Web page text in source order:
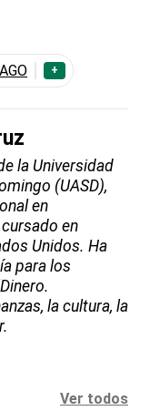
+
la Universidad
(UASD),
en
en
Unidos. Ha
para los
la cultura, la
Ver todos